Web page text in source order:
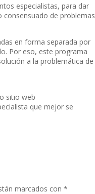
especialistas, para dar
de problemas
en forma separada por
Por eso, este programa
a la problemática de
sitio web
que mejor se
marcados con *